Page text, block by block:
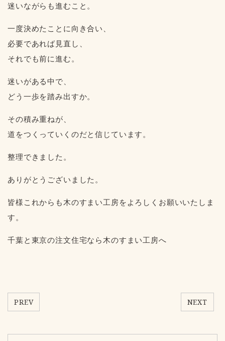
迷いながらも進むこと。
一度決めたことに向き合い、
必要であれば見直し、
それでも前に進む。
迷いがある中で、
どう一歩を踏み出すか。
その積み重ねが、
道をつくっていくのだと信じています。
整理できました。
ありがとうございました。
皆様これからも木のすまい工房をよろしくお願いいたしま
す。
千葉と東京の注文住宅なら木のすまい工房へ
PREV NEXT